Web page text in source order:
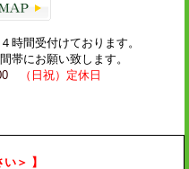
時間受付けております。
帯にお願い致します。
（日祝）定休日
＞ 】